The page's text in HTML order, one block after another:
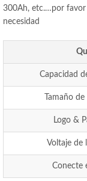
300Ah, etc.…por favor
necesidad
Capacidad
Tamaño
Logo &
Voltaje de
Conecte